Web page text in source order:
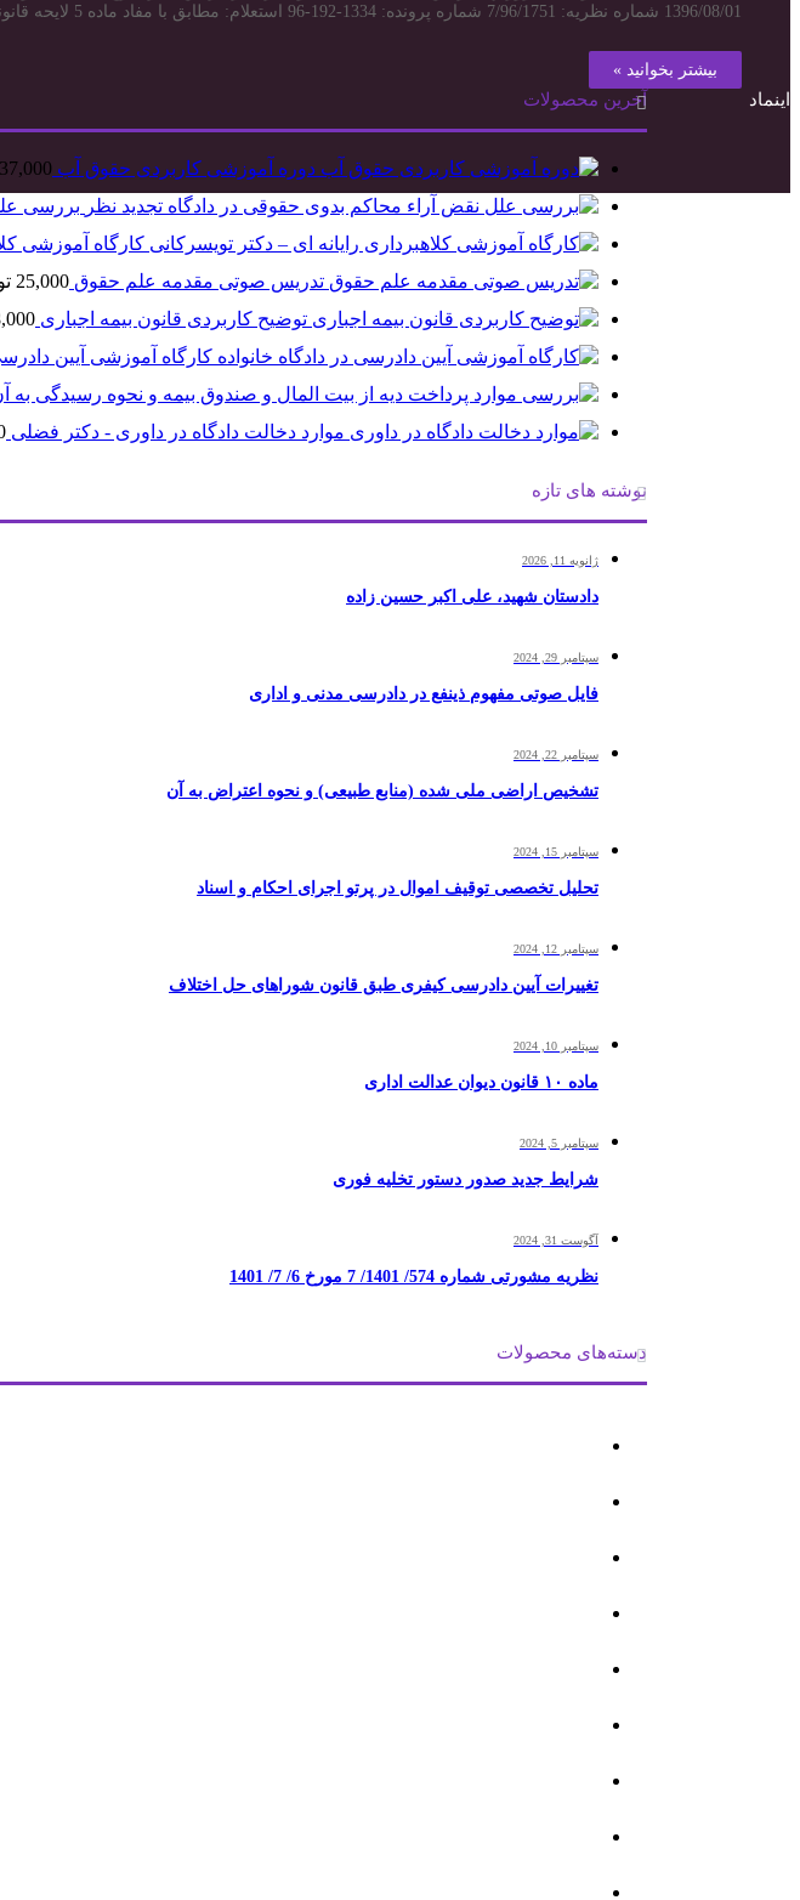
1396/08/01 شماره نظریه: 7/96/1751 شماره پرونده: 1334-192-96 استعلام: مطابق با مفاد ماده 5 لایحه قانونی نحوه خرید و تملک اراضی و املاک برای اجرای برنامه های عمومی عمرانی و نظامی دولت مصوب 1358/11/17…
بیشتر بخوانید »
آخرین محصولات
دوره آموزشی کاربردی حقوق آب 37,000
بررسی
کارگاه آموزشی
تدریس صوتی مقدمه علم حقوق 25,000
توضیح کاربردی قانون بیمه اجباری
کارگاه آموزشی آیین
موارد دخالت دادگاه در داوری - دکتر فضلی
نوشته های تازه
ژانویه 11, 2026
دادستان شهید، علی اکبر حسین زاده
سپتامبر 29, 2024
فایل صوتی مفهوم ذینفع در دادرسی مدنی و اداری
سپتامبر 22, 2024
تشخیص اراضی ملی شده (منابع طبیعی) و نحوه اعتراض به آن
سپتامبر 15, 2024
تحلیل تخصصی توقیف اموال در پرتو اجرای احکام و اسناد
سپتامبر 12, 2024
تغییرات آیین دادرسی کیفری طبق قانون شوراهای حل اختلاف
سپتامبر 10, 2024
ماده ۱۰ قانون دیوان عدالت اداری
سپتامبر 5, 2024
شرایط جدید صدور دستور تخلیه فوری
آگوست 31, 2024
نظریه مشورتی شماره 574/ 1401/ 7 مورخ 6/ 7/ 1401
دسته‌های محصولات
اینماد